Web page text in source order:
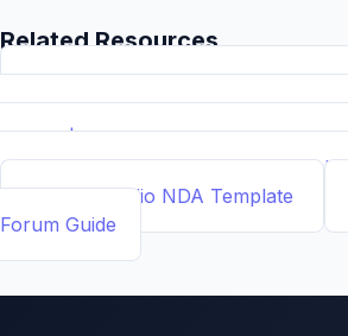
Related Resources
📝 Free Demand Letter Template
Drafted Templates by ... Demand
Builder | Legal Contract Generators
Calcs - Free Business & Legal
📄 NDA Studio NDA Template
Forum Guide